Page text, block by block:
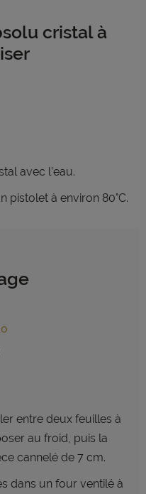
cristal à
avec l’eau.
pistolet à environ 80°C.
entre deux feuilles à
au froid, puis la
cannelé de 7 cm.
dans un four ventilé à